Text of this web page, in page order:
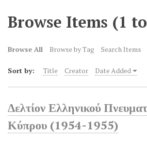
Browse Items (1
Browse All Browse by Tag Search Items
Sort by: Title Creator Date Added
Δελτίον Ελληνικού
Κύπρου (1954-1955)